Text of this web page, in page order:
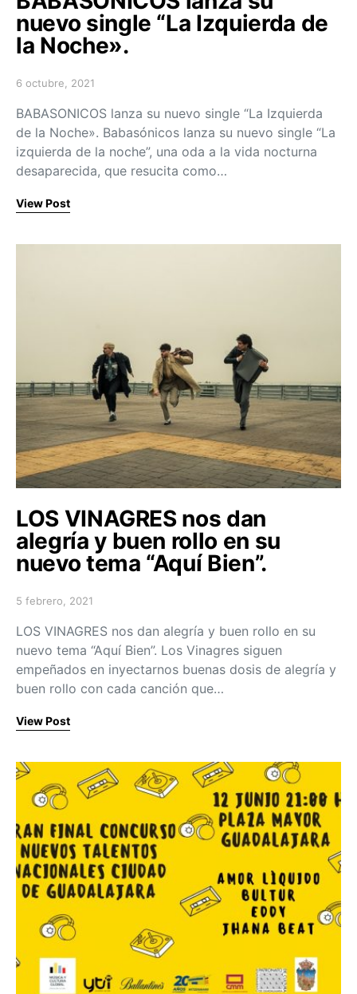
nuevo single “La Izquierda de
la Noche».
Posted on
6 octubre, 2021
BABASONICOS lanza su nuevo single “La Izquierda
de la Noche». Babasónicos lanza su nuevo single “La
izquierda de la noche”, una oda a la vida nocturna
desaparecida, que resucita como…
View Post
LOS VINAGRES nos dan
alegría y buen rollo en su
nuevo tema “Aquí Bien”.
Posted on
5 febrero, 2021
LOS VINAGRES nos dan alegría y buen rollo en su
nuevo tema “Aquí Bien”. Los Vinagres siguen
empeñados en inyectarnos buenas dosis de alegría y
buen rollo con cada canción que…
View Post